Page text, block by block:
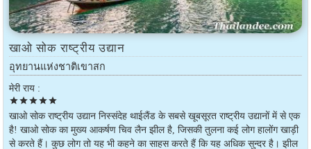
खाओ सोक राष्ट्रीय उद्यान
อุทยานแห่งชาติเขาสก
मेरी राय :
starstarstarstarstar
खाओ सोक राष्ट्रीय उद्यान निस्संदेह थाईलैंड के सबसे खूबसूरत राष्ट्रीय उद्यानों में से एक
है! खाओ सोक का मुख्य आकर्षण चिव लैन झील है, जिसकी तुलना कई लोग हालोंग खाड़ी
से करते हैं। कुछ लोग तो यह भी कहने का साहस करते हैं कि यह अधिक सुन्दर है। झील